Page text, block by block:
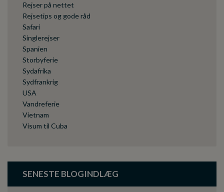
Rejser på nettet
Rejsetips og gode råd
Safari
Singlerejser
Spanien
Storbyferie
Sydafrika
Sydfrankrig
USA
Vandreferie
Vietnam
Visum til Cuba
SENESTE BLOGINDLÆG